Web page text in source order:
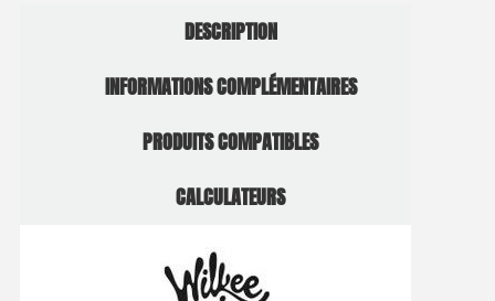
DESCRIPTION
INFORMATIONS COMPLÉMENTAIRES
PRODUITS COMPATIBLES
CALCULATEURS